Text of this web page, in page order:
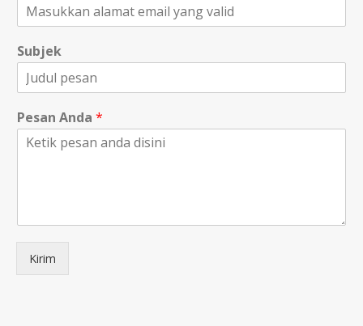
Subjek
Pesan Anda *
Kirim